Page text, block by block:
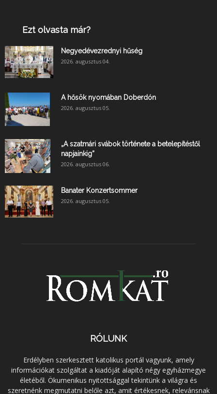
Ezt olvasta már?
Negyedévezrednyi hűség
2026. augusztus 04.
A hősök nyomában Doberdón
2026. augusztus 05.
„A szatmári svábok története a betelepítéstől
napjainkig”
2026. augusztus 06.
Banater Konzertsommer
2026. augusztus 05.
RÓLUNK
Erdélyben szerkesztett katolikus portál vagyunk, amely
információkat szolgáltat a kiadóját alapító négy egyházmegye
életéből. Ökumenikus nyitottsággal tekintünk a világra és
szeretnénk megmutatni belőle azt, amit értékesnek, relevánsnak